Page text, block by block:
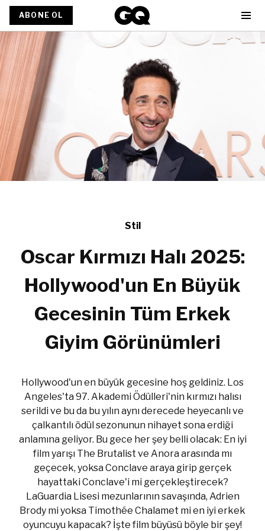
ABONE OL
Stil
Oscar Kırmızı Halı 2025:
Hollywood'un En Büyük
Gecesinin Tüm Erkek
Giyim Görünümleri
Hollywood'un en büyük gecesine hoş geldiniz. Los
Angeles'ta 97. Akademi Ödülleri'nin kırmızı halısı
serildi ve bu da bu yılın aynı derecede heyecanlı ve
çalkantılı ödül sezonunun nihayet sona erdiği
anlamına geliyor. Bu gece her şey belli olacak: En iyi
film yarışı The Brutalist ve Anora arasında mı
geçecek, yoksa Conclave araya girip gerçek
hayattaki Conclave'i mi gerçekleştirecek?
LaGuardia Lisesi mezunlarının savaşında, Adrien
Brody mi yoksa Timothée Chalamet mi en iyi erkek
oyuncuyu kapacak? İşte film büyüsü böyle bir şey!